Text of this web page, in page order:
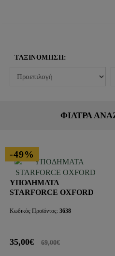
ΦΙΛΤΡΑ
ΤΑΞΙΝΌΜΗΣΗ:
-49%
ΥΠΟΔΗΜΑΤΑ
STARFORCE OXFORD
Κωδικός Προϊόντος: 3638
35,00€ 69,00€